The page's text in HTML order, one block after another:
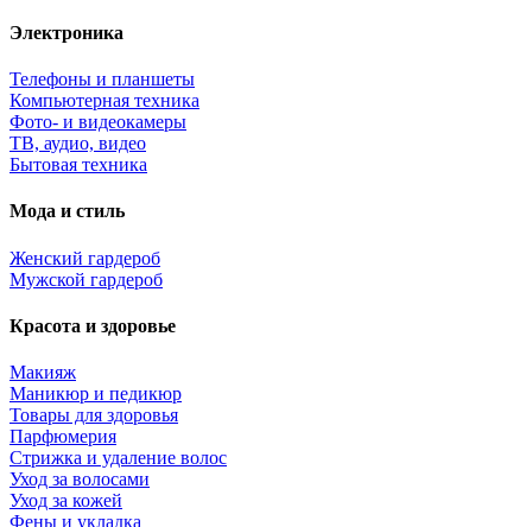
Электроника
Телефоны и планшеты
Компьютерная техника
Фото- и видеокамеры
ТВ, аудио, видео
Бытовая техника
Мода и стиль
Женский гардероб
Мужской гардероб
Красота и здоровье
Макияж
Маникюр и педикюр
Товары для здоровья
Парфюмерия
Стрижка и удаление волос
Уход за волосами
Уход за кожей
Фены и укладка